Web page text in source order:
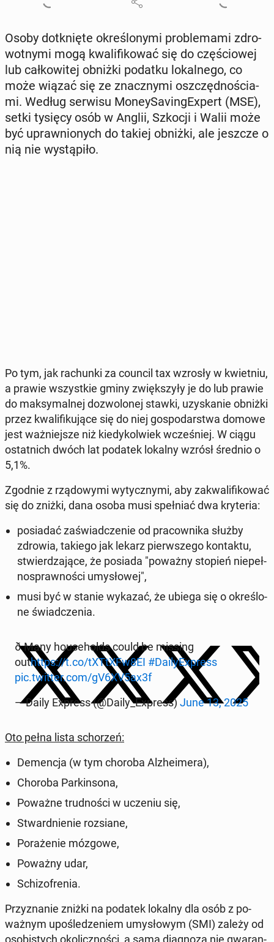
Osoby do­tknię­te okre­ślo­ny­mi pro­ble­ma­mi zdro­
wot­ny­mi mogą kwa­li­fi­ko­wać się do czę­ścio­wej
lub cał­ko­wi­tej obniżki podatku lo­kal­ne­go, co
może wiązać się ze znacz­ny­mi oszczęd­no­ścia­
mi. Według serwisu Mo­ney­Sa­vin­gE­xpert (MSE),
setki tysięcy osób w Anglii, Szkocji i Walii może
być upraw­nio­nych do takiej obniżki, ale jeszcze o
nią nie wy­stą­pi­ło.
Po tym, jak ra­chun­ki za council tax wzrosły w kwiet­niu,
a prawie wszyst­kie gminy zwięk­szy­ły je do lub prawie
do mak­sy­mal­nej do­zwo­lo­nej stawki, uzy­ska­nie obniżki
przez kwa­li­fi­ku­ją­ce się do niej go­spo­dar­stwa domowe
jest waż­niej­sze niż kie­dy­kol­wiek wcze­śniej. W ciągu
ostat­nich dwóch lat podatek lokalny wzrósł średnio o
5,1%.
Zgodnie z rzą­do­wy­mi wy­tycz­ny­mi, aby za­kwa­li­fi­ko­wać
się do zniżki, dana osoba musi speł­niać dwa kry­te­ria:
po­sia­dać za­świad­cze­nie od pra­cow­ni­ka służby
zdrowia, takiego jak lekarz pierw­sze­go kon­tak­tu,
stwier­dza­ją­ce, że posiada "poważny stopień nie­peł­
no­spraw­no­ści umy­sło­wej",
musi być w stanie wykazać, że ubiega się o okre­ślo­
ne świad­cze­nia.
ð Many ho­use­holds could be missing
outhttps://t.co/tXTtXFw8EI #Da­ily­Express
pic.twitter.com/gV6XV5ax3f
— Daily Express (@Daily_Express) June 13, 2025
Oto pełna lista scho­rzeń:
De­men­cja (w tym choroba Al­zhe­ime­ra),
Choroba Par­kin­so­na,
Poważne trud­no­ści w uczeniu się,
Stward­nie­nie roz­sia­ne,
Po­ra­że­nie mózgowe,
Poważny udar,
Schi­zo­fre­nia.
Przy­zna­nie zniżki na podatek lokalny dla osób z po­
waż­nym upo­śle­dze­niem umy­sło­wym (SMI) zależy od